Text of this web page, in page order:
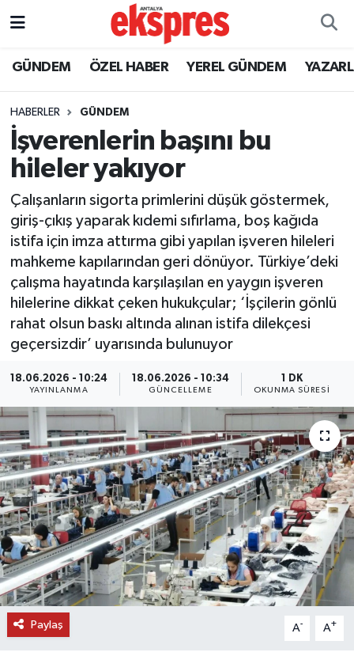
GÜNDEM ÖZEL HABER YEREL GÜNDEM
HABERLER GÜNDEM
İşverenlerin başını bu
hileler yakıyor
Çalışanların sigorta primlerini düşük göstermek,
giriş-çıkış yaparak kıdemi sıfırlama, boş kağıda
istifa için imza attırma gibi yapılan işveren hileleri
mahkeme kapılarından geri dönüyor. Türkiye’deki
çalışma hayatında karşılaşılan en yaygın işveren
hilelerine dikkat çeken hukukçular; ‘İşçilerin gönlü
rahat olsun baskı altında alınan istifa dilekçesi
geçersizdir’ uyarısında bulunuyor
18.06.2026 - 10:24
YAYINLANMA
18.06.2026 - 10:34
GÜNCELLEME
1 DK
OKUNMA SÜRESI
Paylaş A- A+
ÖZEL HABER
YEREL GÜNDEM
EKONOMİ
KÜLTÜR - SANAT
SPOR
SİYASET
SAĞLIK
DÜNYA
TURİZM
RÖPORTAJ
VİDEO HABERLER
YAZARLAR
RESMİ İLAN
Nöbetçi Eczaneler
Trafik Durumu
Süper Lig Puan Durumu ve Fikstür
Tüm Manşetler
Son Dakika Haberleri
Haber Arşivi